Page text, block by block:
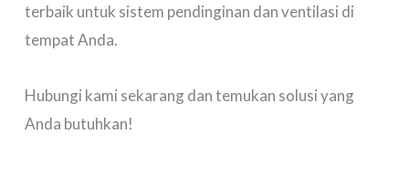
terbaik untuk sistem pendinginan dan ventilasi di
tempat Anda.
Hubungi kami sekarang dan temukan solusi yang
Anda butuhkan!